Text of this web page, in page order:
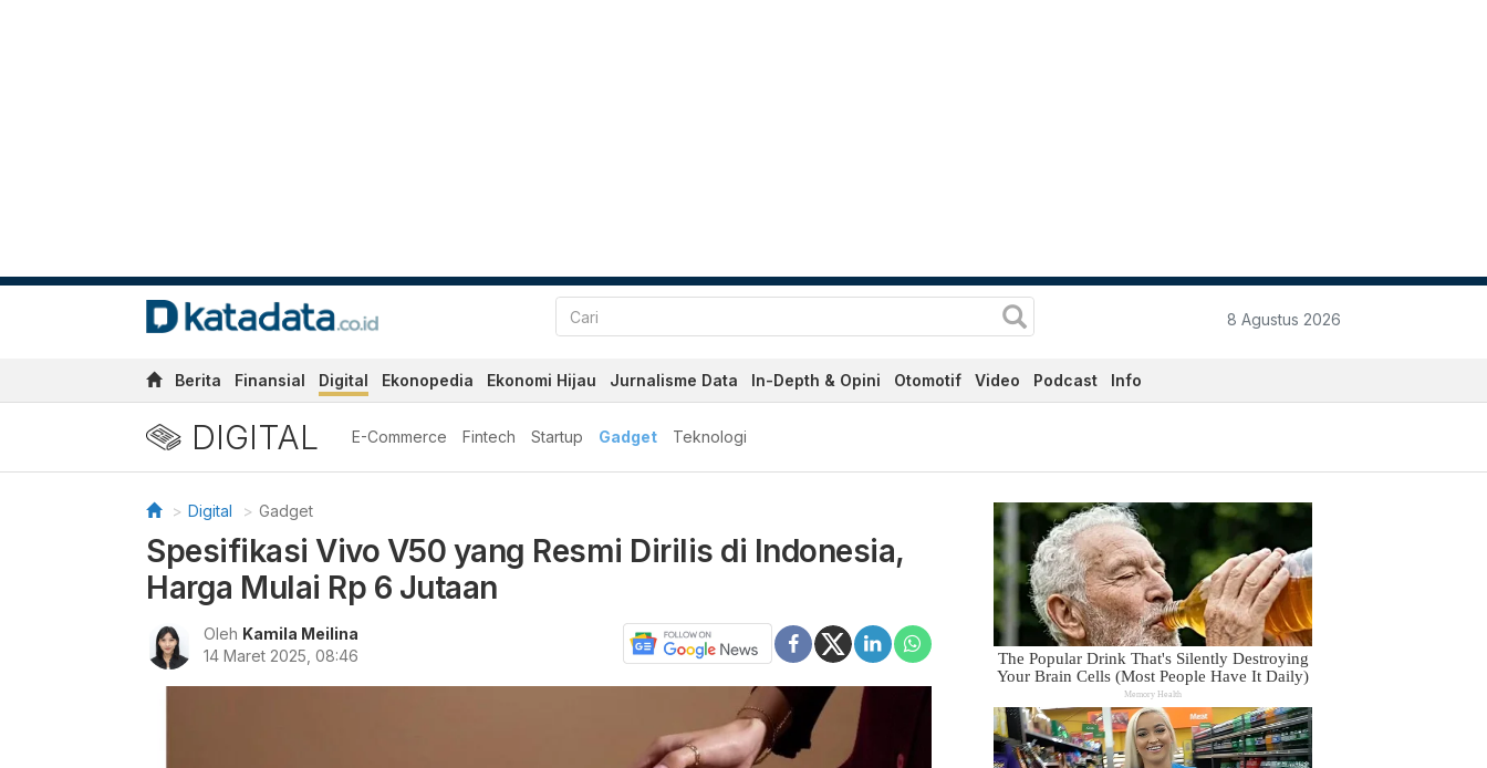
8 Agustus 2026
Berita Finansial Digital Ekonopedia Ekonomi Hijau Jurnalisme Data In-Depth & Opini Otomotif Video Podcast Info
DIGITAL E-Commerce Fintech Startup Gadget Teknologi
Digital Gadget
Spesifikasi Vivo V50 yang Resmi Dirilis di Indonesia,
Harga Mulai Rp 6 Jutaan
Oleh Kamila Meilina
14 Maret 2025, 08:46